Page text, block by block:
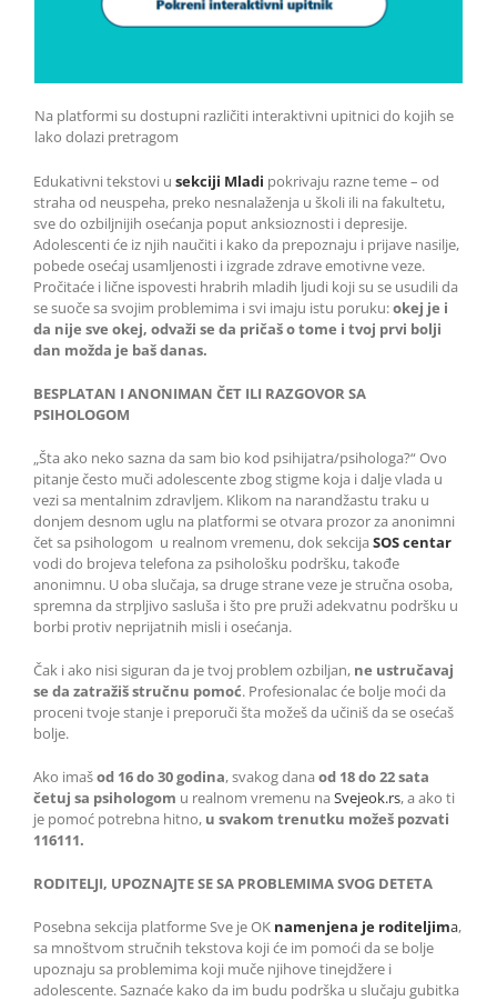
Na platformi su dostupni različiti interaktivni upitnici do kojih se
lako dolazi pretragom
Edukativni tekstovi u sekciji Mladi pokrivaju razne teme – od
straha od neuspeha, preko nesnalaženja u školi ili na fakultetu,
sve do ozbiljnijih osećanja poput anksioznosti i depresije.
Adolescenti će iz njih naučiti i kako da prepoznaju i prijave nasilje,
pobede osećaj usamljenosti i izgrade zdrave emotivne veze.
Pročitaće i lične ispovesti hrabrih mladih ljudi koji su se usudili da
se suoče sa svojim problemima i svi imaju istu poruku:okej je i
da nije sve okej, odvaži se da pričaš o tome i tvoj prvi bolji
dan možda je baš danas.
BESPLATAN I ANONIMAN ČET ILI RAZGOVOR SA
PSIHOLOGOM
„Šta ako neko sazna da sam bio kod psihijatra/psihologa?“ Ovo
pitanje često muči adolescente zbog stigme koja i dalje vlada u
vezi sa mentalnim zdravljem. Klikom na narandžastu traku u
donjem desnom uglu na platformi se otvara prozor za anonimni
čet sa psihologom u realnom vremenu, dok sekcija SOS centar
vodi do brojeva telefona za psihološku podršku, takođe
anonimnu. U oba slučaja, sa druge strane veze je stručna osoba,
spremna da strpljivo sasluša i što pre pruži adekvatnu podršku u
borbi protiv neprijatnih misli i osećanja.
Čak i ako nisi siguran da je tvoj problem ozbiljan, ne ustručavaj
se da zatražiš stručnu pomoć. Profesionalac će bolje moći da
proceni tvoje stanje i preporuči šta možeš da učiniš da se osećaš
bolje.
Ako imašod 16 do 30 godina, svakog dana od 18 do 22 sata
četuj sa psihologom u realnom vremenu na Svejeok.rs, a ako ti
je pomoć potrebna hitno, u svakom trenutku možeš pozvati
116111.
RODITELJI, UPOZNAJTE SE SA PROBLEMIMA SVOG DETETA
Posebna sekcija platforme Sve je OK namenjena je roditeljima,
sa mnoštvom stručnih tekstova koji će im pomoći da se bolje
upoznaju sa problemima koji muče njihove tinejdžere i
adolescente. Saznaće kako da im budu podrška u slučaju gubitka